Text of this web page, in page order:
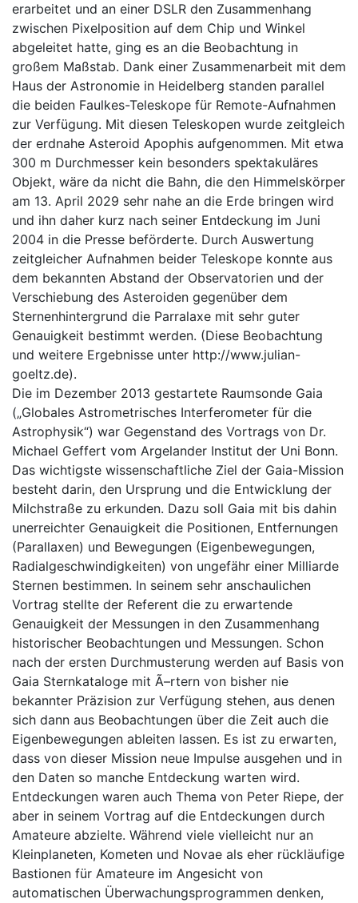
erarbeitet und an einer DSLR den Zusammenhang
zwischen Pixelposition auf dem Chip und Winkel
abgeleitet hatte, ging es an die Beobachtung in
großem Maßstab. Dank einer Zusammenarbeit mit dem
Haus der Astronomie in Heidelberg standen parallel
die beiden Faulkes-Teleskope für Remote-Aufnahmen
zur Verfügung. Mit diesen Teleskopen wurde zeitgleich
der erdnahe Asteroid Apophis aufgenommen. Mit etwa
300 m Durchmesser kein besonders spektakuläres
Objekt, wäre da nicht die Bahn, die den Himmelskörper
am 13. April 2029 sehr nahe an die Erde bringen wird
und ihn daher kurz nach seiner Entdeckung im Juni
2004 in die Presse beförderte. Durch Auswertung
zeitgleicher Aufnahmen beider Teleskope konnte aus
dem bekannten Abstand der Observatorien und der
Verschiebung des Asteroiden gegenüber dem
Sternenhintergrund die Parralaxe mit sehr guter
Genauigkeit bestimmt werden. (Diese Beobachtung
und weitere Ergebnisse unter http://www.julian-
goeltz.de).
Die im Dezember 2013 gestartete Raumsonde Gaia
(„Globales Astrometrisches Interferometer für die
Astrophysik“) war Gegenstand des Vortrags von Dr.
Michael Geffert vom Argelander Institut der Uni Bonn.
Das wichtigste wissenschaftliche Ziel der Gaia-Mission
besteht darin, den Ursprung und die Entwicklung der
Milchstraße zu erkunden. Dazu soll Gaia mit bis dahin
unerreichter Genauigkeit die Positionen, Entfernungen
(Parallaxen) und Bewegungen (Eigenbewegungen,
Radialgeschwindigkeiten) von ungefähr einer Milliarde
Sternen bestimmen. In seinem sehr anschaulichen
Vortrag stellte der Referent die zu erwartende
Genauigkeit der Messungen in den Zusammenhang
historischer Beobachtungen und Messungen. Schon
nach der ersten Durchmusterung werden auf Basis von
Gaia Sternkataloge mit Ã–rtern von bisher nie
bekannter Präzision zur Verfügung stehen, aus denen
sich dann aus Beobachtungen über die Zeit auch die
Eigenbewegungen ableiten lassen. Es ist zu erwarten,
dass von dieser Mission neue Impulse ausgehen und in
den Daten so manche Entdeckung warten wird.
Entdeckungen waren auch Thema von Peter Riepe, der
aber in seinem Vortrag auf die Entdeckungen durch
Amateure abzielte. Während viele vielleicht nur an
Kleinplaneten, Kometen und Novae als eher rückläufige
Bastionen für Amateure im Angesicht von
automatischen Überwachungsprogrammen denken,